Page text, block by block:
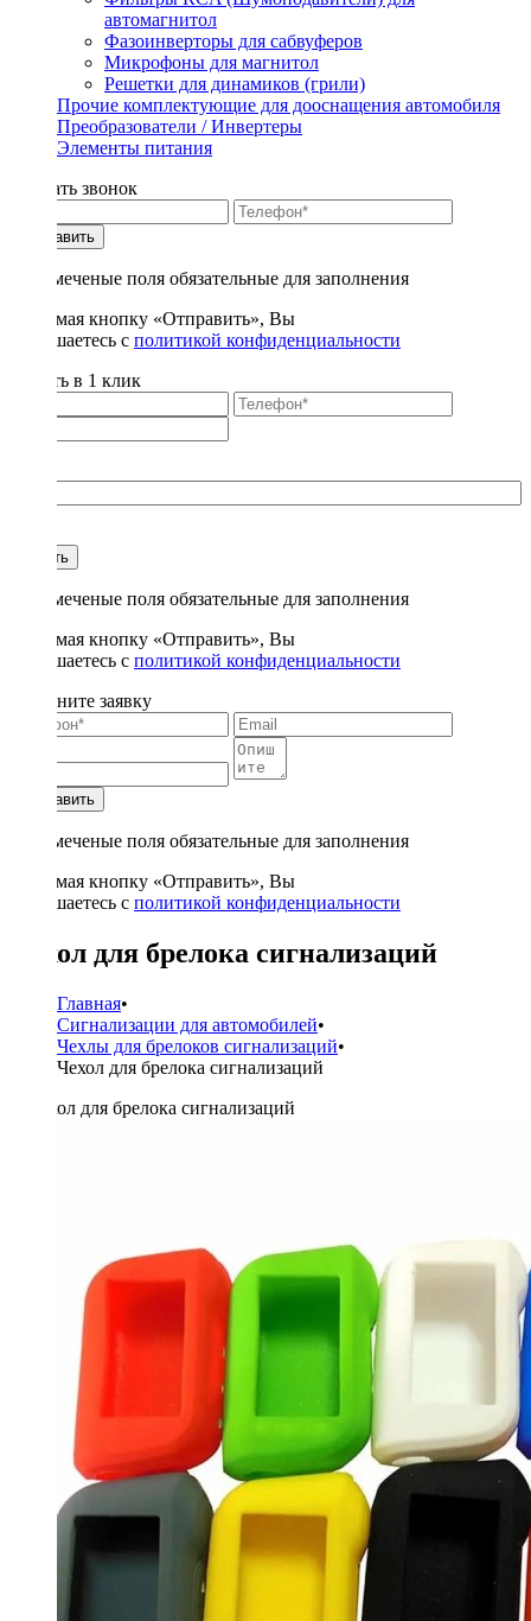
автомагнитол
Фазоинверторы для сабвуферов
Микрофоны для магнитол
Решетки для динамиков (грили)
Прочие комплектующие для дооснащения автомобиля
Преобразователи / Инвертеры
Элементы питания
Заказать звонок
Отправить
* - отмеченые поля обязательные для заполнения
Нажимая кнопку «Отправить», Вы
соглашаетесь с политикой конфиденциальности
Купить в 1 клик
Купить
* - отмеченые поля обязательные для заполнения
Нажимая кнопку «Отправить», Вы
соглашаетесь с политикой конфиденциальности
Заполните заявку
Отправить
* - отмеченые поля обязательные для заполнения
Нажимая кнопку «Отправить», Вы
соглашаетесь с политикой конфиденциальности
Чехол для брелока сигнализаций
Главная•
Сигнализации для автомобилей•
Чехлы для брелоков сигнализаций•
Чехол для брелока сигнализаций